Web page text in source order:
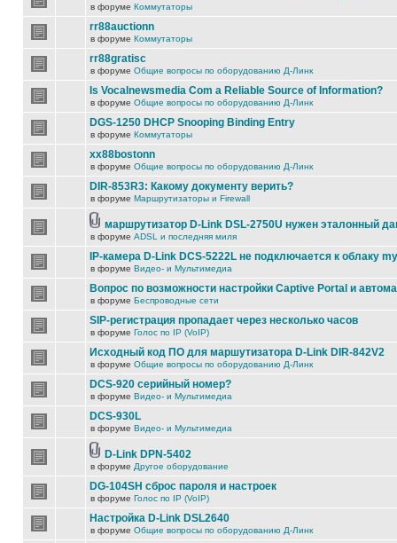
в форуме Коммутаторы
rr88auctionn
в форуме Коммутаторы
rr88gratisc
в форуме Общие вопросы по оборудованию Д-Линк
Is Vocalnewsmedia Com a Reliable Source of Information?
в форуме Общие вопросы по оборудованию Д-Линк
DGS-1250 DHCP Snooping Binding Entry
в форуме Коммутаторы
xx88bostonn
в форуме Общие вопросы по оборудованию Д-Линк
DIR-853R3: Какому документу верить?
в форуме Маршрутизаторы и Firewall
маршрутизатор D-Link DSL-2750U нужен эталонный
в форуме ADSL и последняя миля
IP-камера D-Link DCS-5222L не подключается к облаку
в форуме Видео- и Мультимедиа
Вопрос по возможности настройки Captive Portal и
в форуме Беспроводные сети
SIP-регистрация пропадает через несколько часов
в форуме Голос по IP (VoIP)
Исходный код ПО для маршутизатора D-Link DIR-842V2
в форуме Общие вопросы по оборудованию Д-Линк
DCS-920 серийный номер?
в форуме Видео- и Мультимедиа
DCS-930L
в форуме Видео- и Мультимедиа
D-Link DPN-5402
в форуме Другое оборудование
DG-104SH сброс пароля и настроек
в форуме Голос по IP (VoIP)
Настройка D-Link DSL2640
в форуме Общие вопросы по оборудованию Д-Линк